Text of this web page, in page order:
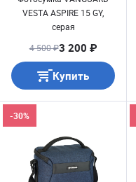
VESTA ASPIRE 15 GY,
серая
4 500 ₽3 200 ₽
Купить
-30%